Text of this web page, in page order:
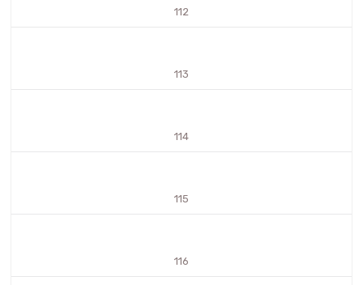
112
113
114
115
116